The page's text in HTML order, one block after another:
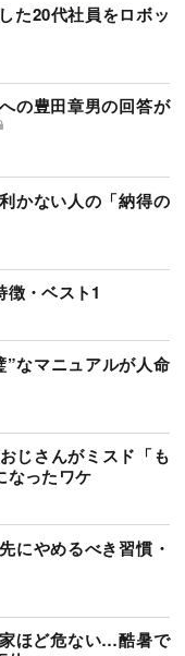
た20代社員をロボッ
の豊田章男の回答が
かない人の「納得の
徴・ベスト1
”なマニュアルが人命
じさんがミスド「も
なったワケ
にやめるべき習慣・
ほど危ない…酷暑で